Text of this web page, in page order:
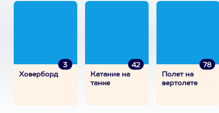
3
Ховерборд
42
Катание на
танке
78
Полет на
вертолете